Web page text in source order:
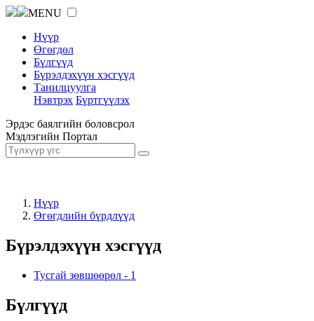
MENU
Нүүр
Өгөгдөл
Бүлгүүд
Бүрэлдэхүүн хэсгүүд
Танилцуулга
Нэвтрэх Бүртгүүлэх
Эрдэс баялгийн боловсрол
Мэдлэгийн Портал
Нүүр
Өгөгдлийн бүрдлүүд
Бүрэлдэхүүн хэсгүүд
Тусгай зөвшөөрөл - 1
Бүлгүүд